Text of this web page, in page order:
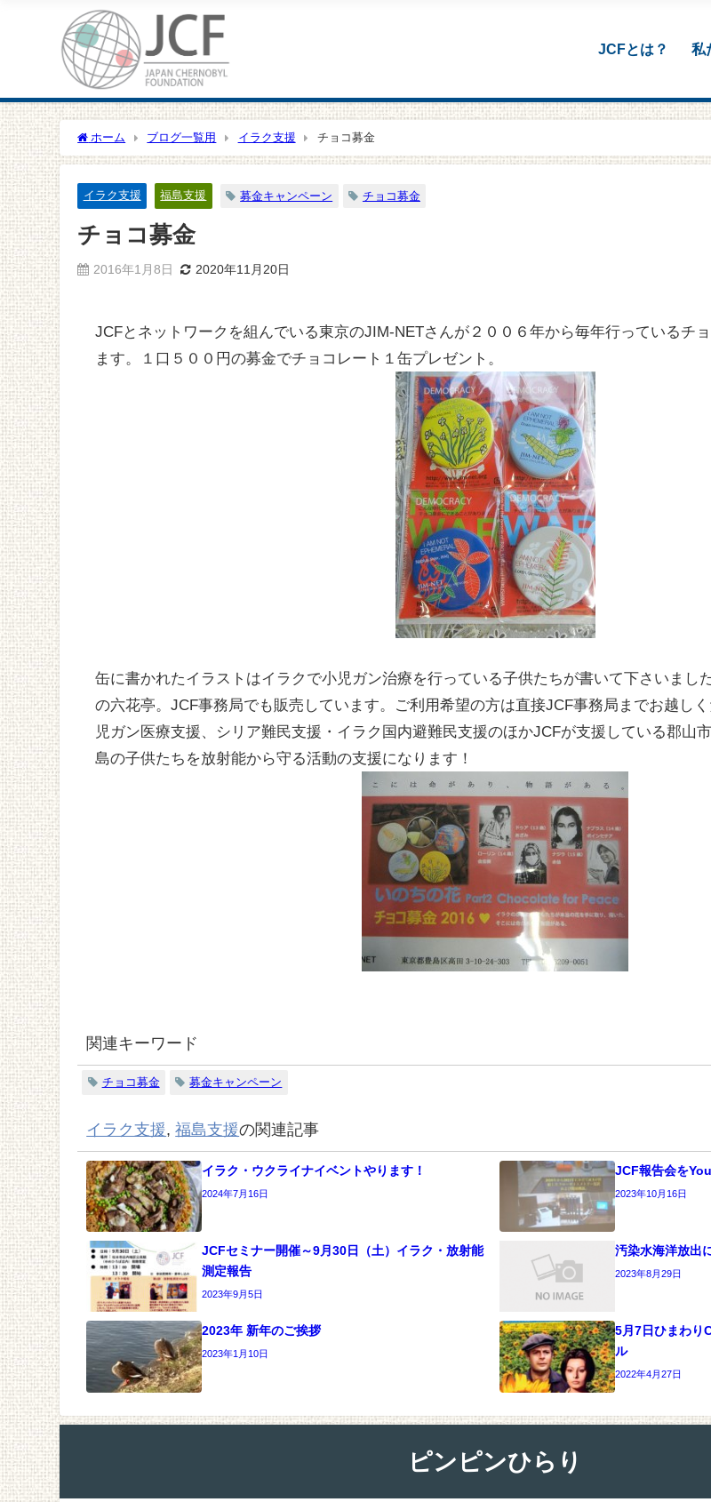
JCFとは？ 私
ホーム ブログ一覧用 イラク支援 チョコ募金
イラク支援 福島支援 募金キャンペーン チョコ募金
チョコ募金
2016年1月8日 2020年11月20日
JCFとネットワークを組んでいる東京のJIM-NETさんが２００６年から毎年行っているチ
ます。１口５００円の募金でチョコレート１缶プレゼント。
缶に書かれたイラストはイラクで小児ガン治療を行っている子供たちが書いて下さいまし
の六花亭。JCF事務局でも販売しています。ご利用希望の方は直接JCF事務局までお越し
児ガン医療支援、シリア難民支援・イラク国内避難民支援のほかJCFが支援している郡山
島の子供たちを放射能から守る活動の支援になります！
関連キーワード
チョコ募金 募金キャンペーン
イラク支援,福島支援の関連記事
イラク・ウクライナイベントやります！
2024年7月16日
JCF報告会を
2023年10月16日
JCFセミナー開催～9月30日（土）イラク・放射能
測定報告
2023年9月5日
汚染水海洋放出
2023年8月29日
2023年 新年のご挨拶
2023年1月10日
5月7日ひまわり
ル
2022年4月27日
ピンピンひらり